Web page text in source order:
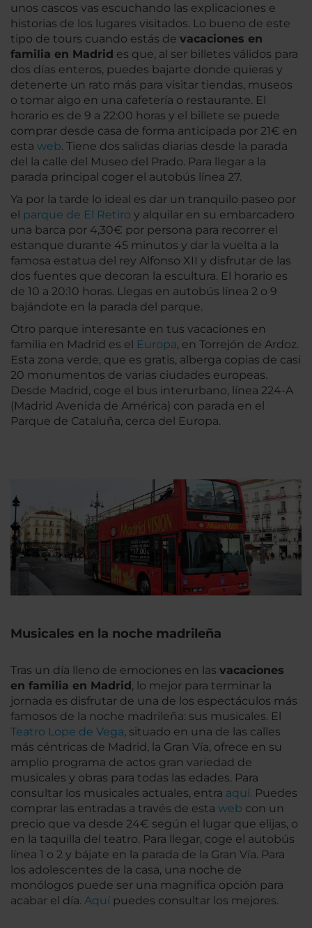
unos cascos vas escuchando las explicaciones e
historias de los lugares visitados. Lo bueno de este
tipo de tours cuando estás de vacaciones en
familia en Madrid es que, al ser billetes válidos para
dos días enteros, puedes bajarte donde quieras y
detenerte un rato más para visitar tiendas, museos
o tomar algo en una cafetería o restaurante. El
horario es de 9 a 22:00 horas y el billete se puede
comprar desde casa de forma anticipada por 21€ en
esta web. Tiene dos salidas diarias desde la parada
del la calle del Museo del Prado. Para llegar a la
parada principal coger el autobús línea 27.
Ya por la tarde lo ideal es dar un tranquilo paseo por
el parque de El Retiro y alquilar en su embarcadero
una barca por 4,30€ por persona para recorrer el
estanque durante 45 minutos y dar la vuelta a la
famosa estatua del rey Alfonso XII y disfrutar de las
dos fuentes que decoran la escultura. El horario es
de 10 a 20:10 horas. Llegas en autobús línea 2 o 9
bajándote en la parada del parque.
Otro parque interesante en tus vacaciones en
familia en Madrid es el Europa, en Torrejón de Ardoz.
Esta zona verde, que es gratis, alberga copias de casi
20 monumentos de varias ciudades europeas.
Desde Madrid, coge el bus interurbano, línea 224-A
(Madrid Avenida de América) con parada en el
Parque de Cataluña, cerca del Europa.
Musicales en la noche madrileña
Tras un día lleno de emociones en las vacaciones
en familia en Madrid, lo mejor para terminar la
jornada es disfrutar de una de los espectáculos más
famosos de la noche madrileña: sus musicales. El
Teatro Lope de Vega, situado en una de las calles
más céntricas de Madrid, la Gran Vía, ofrece en su
amplio programa de actos gran variedad de
musicales y obras para todas las edades. Para
consultar los musicales actuales, entra aquí. Puedes
comprar las entradas a través de esta web con un
precio que va desde 24€ según el lugar que elijas, o
en la taquilla del teatro. Para llegar, coge el autobús
línea 1 o 2 y bájate en la parada de la Gran Vía. Para
los adolescentes de la casa, una noche de
monólogos puede ser una magnífica opción para
acabar el día. Aquí puedes consultar los mejores.